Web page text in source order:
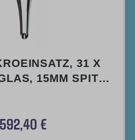
31 X
15MM SPITZE
Regulärer Preis:
592,40 €